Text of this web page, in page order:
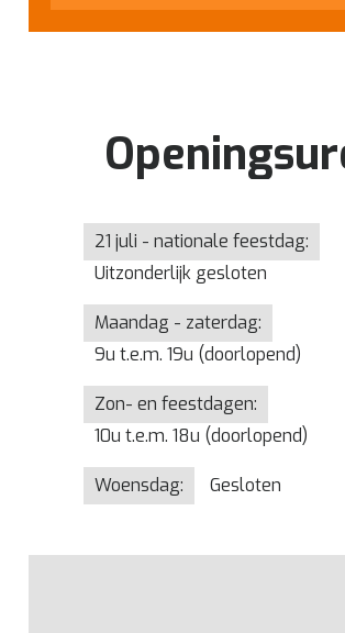
21 juli - nationale feestdag:
Uitzonderlijk gesloten
Maandag - zaterdag:
9u t.e.m. 19u (doorlopend)
Zon- en feestdagen:
10u t.e.m. 18u (doorlopend)
Woensdag: Gesloten